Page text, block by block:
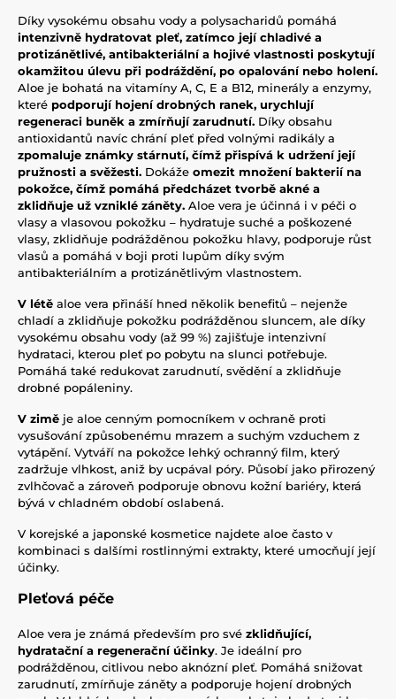
Díky vysokému obsahu vody a polysacharidů pomáhá
intenzivně hydratovat pleť, zatímco její chladivé a
protizánětlivé, antibakteriální a hojivé vlastnosti poskytují
okamžitou úlevu při podráždění, po opalování nebo holení.
Aloe je bohatá na vitamíny A, C, E a B12, minerály a enzymy,
které podporují hojení drobných ranek, urychlují
regeneraci buněk a zmírňují zarudnutí. Díky obsahu
antioxidantů navíc chrání pleť před volnými radikály a
zpomaluje známky stárnutí, čímž přispívá k udržení její
pružnosti a svěžesti. Dokáže omezit množení bakterií na
pokožce, čímž pomáhá předcházet tvorbě akné a
zklidňuje už vzniklé záněty. Aloe vera je účinná i v péči o
vlasy a vlasovou pokožku – hydratuje suché a poškozené
vlasy, zklidňuje podrážděnou pokožku hlavy, podporuje růst
vlasů a pomáhá v boji proti lupům díky svým
antibakteriálním a protizánětlivým vlastnostem.
V létě aloe vera přináší hned několik benefitů – nejenže
chladí a zklidňuje pokožku podrážděnou sluncem, ale díky
vysokému obsahu vody (až 99 %) zajišťuje intenzivní
hydrataci, kterou pleť po pobytu na slunci potřebuje.
Pomáhá také redukovat zarudnutí, svědění a zklidňuje
drobné popáleniny.
V zimě je aloe cenným pomocníkem v ochraně proti
vysušování způsobenému mrazem a suchým vzduchem z
vytápění. Vytváří na pokožce lehký ochranný film, který
zadržuje vlhkost, aniž by ucpával póry. Působí jako přirozený
zvlhčovač a zároveň podporuje obnovu kožní bariéry, která
bývá v chladném období oslabená.
V korejské a japonské kosmetice najdete aloe často v
kombinaci s dalšími rostlinnými extrakty, které umocňují její
účinky.
Pleťová péče
Aloe vera je známá především pro své zklidňující,
hydratační a regenerační účinky. Je ideální pro
podrážděnou, citlivou nebo aknózní pleť. Pomáhá snižovat
zarudnutí, zmírňuje záněty a podporuje hojení drobných